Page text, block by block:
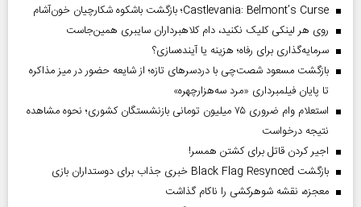
Castlevania: Belmont’s Curse؛ بازگشت باشکوه شکارچیان خون‌آشام
روی هر لینکی کلیک نکنید، دام کلاهبرداران سایبری همین‌جاست
سرمایه‌گذاری برای رفاه؛ هزینه یا آینده‌سازی؟
بازگشت مسعود شصت‌چی با دردسر‌های تازه؛ از شایعه حضور در میز مذاکره
تا پایان فیلمبرداری «مرد سه‌هزارچهره»
استعلام وام ضروری ۷۵ میلیون تومانی بازنشستگان کشوری؛ نحوه مشاهده
نتیجه درخواست
اجیر کردن قاتل برای کشتن همسر!
بازگشت Black Flag Resynced خبری جذاب برای دوستداران بازی
معجزه، نقشه شوهرکشی را ناکام گذاشت